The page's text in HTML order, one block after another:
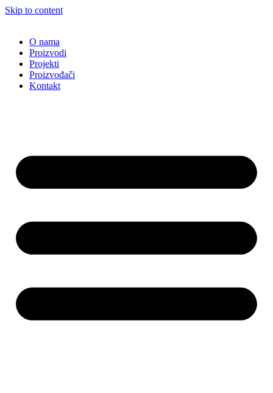
Skip to content
O nama
Proizvodi
Projekti
Proizvođači
Kontakt